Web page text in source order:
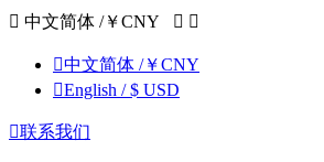
 中文简体 /￥CNY  
中文简体 /￥CNY
English / $ USD
联系我们